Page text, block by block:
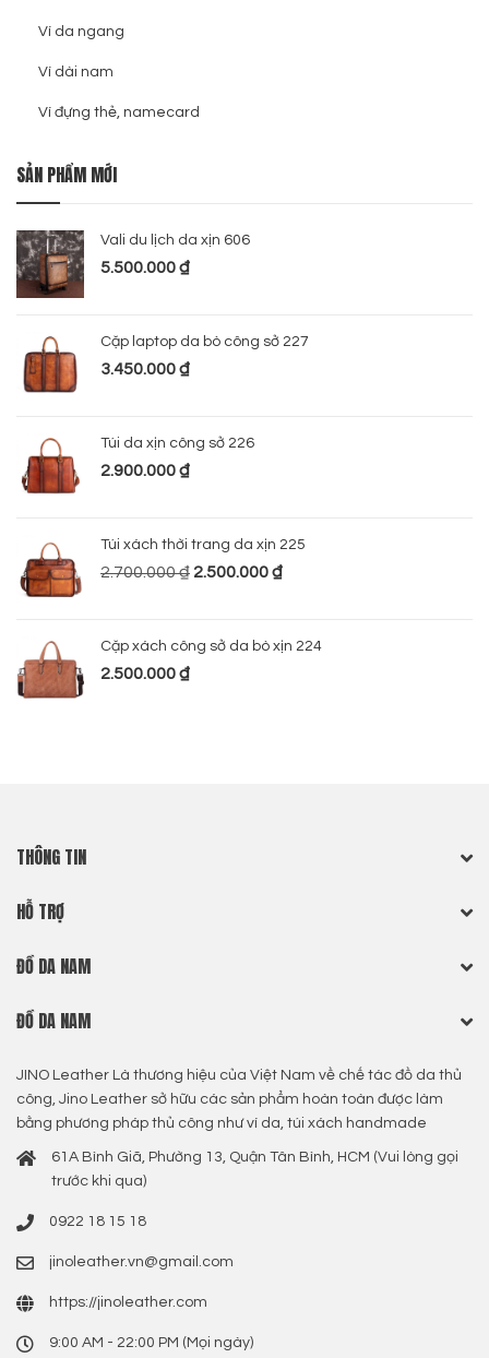
Ví da ngang
Ví dài nam
Ví đựng thẻ, namecard
SẢN PHẨM MỚI
Vali du lịch da xịn 606
5.500.000₫
Cặp laptop da bò công sở 227
3.450.000₫
Túi da xịn công sở 226
2.900.000₫
Túi xách thời trang da xịn 225
2.700.000₫ 2.500.000₫
Cặp xách công sở da bò xịn 224
2.500.000₫
THÔNG TIN
HỖ TRỢ
ĐỒ DA NAM
ĐỒ DA NAM
JINO Leather Là thương hiệu của Việt Nam về chế tác đồ da thủ
công, Jino Leather sở hữu các sản phẩm hoàn toàn được làm
bằng phương pháp thủ công như ví da, túi xách handmade
61A Bình Giã, Phường 13, Quận Tân Bình, HCM (Vui lòng gọi
trước khi qua)
0922 18 15 18
jinoleather.vn@gmail.com
https://jinoleather.com
9:00 AM - 22:00 PM (Mọi ngày)